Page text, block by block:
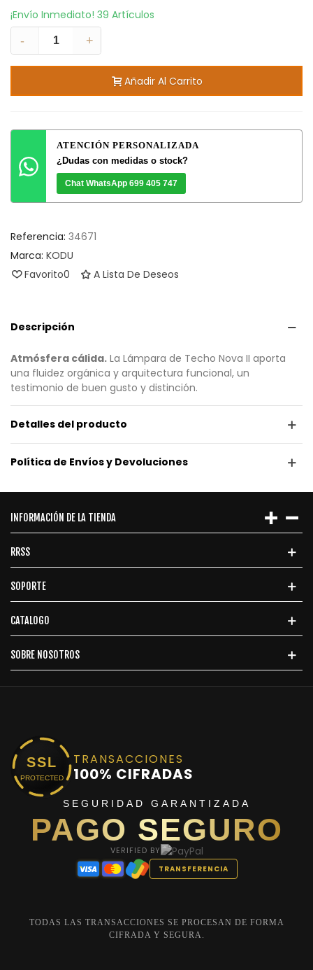
¡Envío Inmediato! 39 Artículos
-
+
Añadir Al Carrito
ATENCIÓN PERSONALIZADA
¿Dudas con medidas o stock?
Chat WhatsApp 699 405 747
Referencia: 34671
Marca: KODU
Favorito0 A Lista De Deseos
Descripción
Atmósfera cálida. La Lámpara de Techo Nova II aporta
una fluidez orgánica y arquitectura funcional, un
testimonio de buen gusto y distinción.
Detalles del producto
Política de Envíos y Devoluciones
INFORMACIÓN DE LA TIENDA
RRSS
SOPORTE
CATALOGO
SOBRE NOSOTROS
SSL
PROTECTED
TRANSACCIONES
100% CIFRADAS
SEGURIDAD GARANTIZADA
PAGO SEGURO
VERIFIED BY
TRANSFERENCIA
TODAS LAS TRANSACCIONES SE PROCESAN DE FORMA
CIFRADA Y SEGURA.